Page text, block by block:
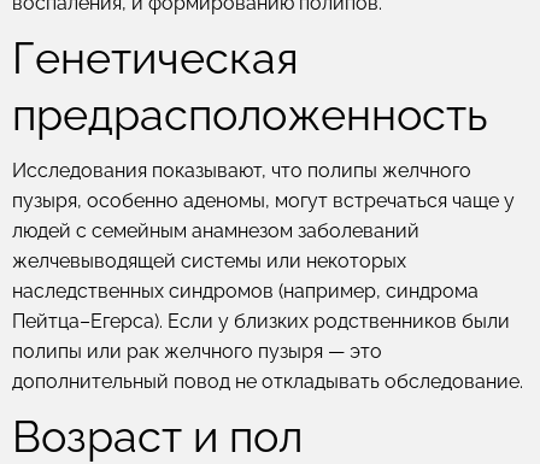
Генетическая
предрасположенность
Исследования показывают, что полипы желчного
пузыря, особенно аденомы, могут встречаться чаще у
людей с семейным анамнезом заболеваний
желчевыводящей системы или некоторых
наследственных синдромов (например, синдрома
Пейтца–Егерса). Если у близких родственников были
полипы или рак желчного пузыря — это
дополнительный повод не откладывать обследование.
Возраст и пол